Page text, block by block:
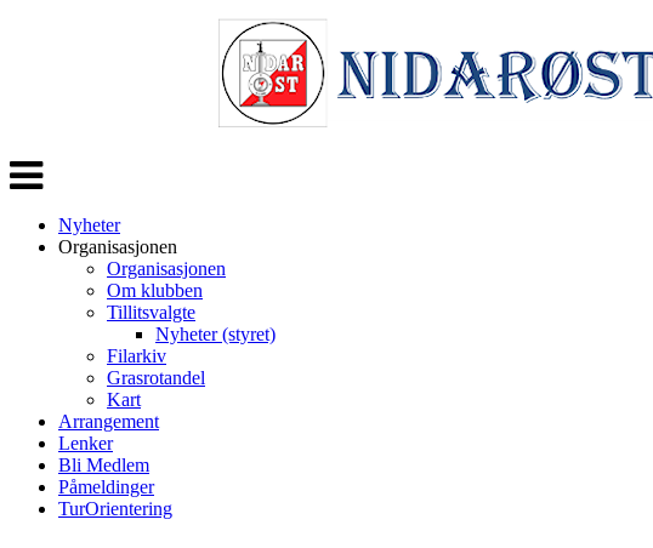
Veksle
navigasjon
Nyheter
Organisasjonen
Organisasjonen
Om klubben
Tillitsvalgte
Nyheter (styret)
Filarkiv
Grasrotandel
Kart
Arrangement
Lenker
Bli Medlem
Påmeldinger
TurOrientering